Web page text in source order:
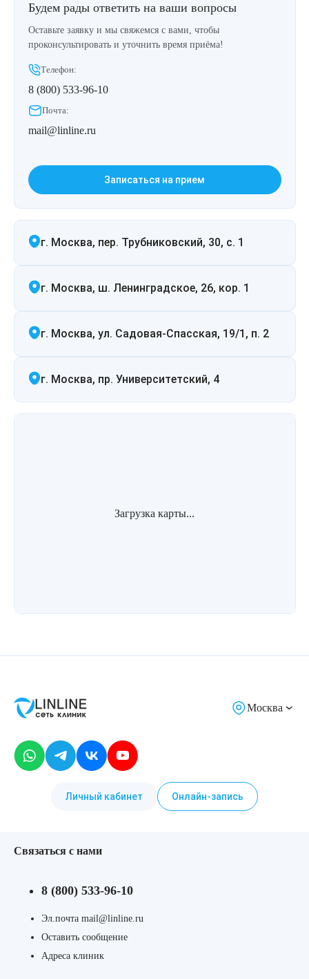
Будем рады ответить на ваши вопросы
Оставьте заявку и мы свяжемся с вами, чтобы
проконсультировать и уточнить время приёма!
Телефон:
8 (800) 533-96-10
Почта:
mail@linline.ru
Записаться на прием
г. Москва, пер. Трубниковский, 30, с. 1
г. Москва, ш. Ленинградское, 26, кор. 1
г. Москва, ул. Садовая-Спасская, 19/1, п. 2
г. Москва, пр. Университетский, 4
Загрузка карты...
Москва
Личный кабинет Онлайн-запись
Связаться с нами
8 (800) 533-96-10
Эл.почта mail@linline.ru
Оставить сообщение
Адреса клиник